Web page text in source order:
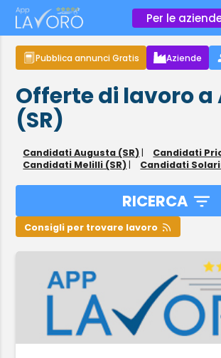
Per le
Pubblica annunci Gratis Aziende
Offerte di lavoro
(SR)
Candidati Augusta (SR) | Candidati
Candidati Melilli (SR) | Candidati
RICERCA
Consigli per trovare lavoro